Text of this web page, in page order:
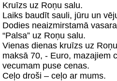
Kruīzs uz Roņu salu.
Laiks baudīt sauli, jūru un
Dodies neaizmirstamā
“Palsa” uz Roņu salu.
Vienas dienas kruīzs uz
maksā 70, - Euro, mazajiem
vecumam puse cenas.
Ceļo droši – ceļo ar mums.